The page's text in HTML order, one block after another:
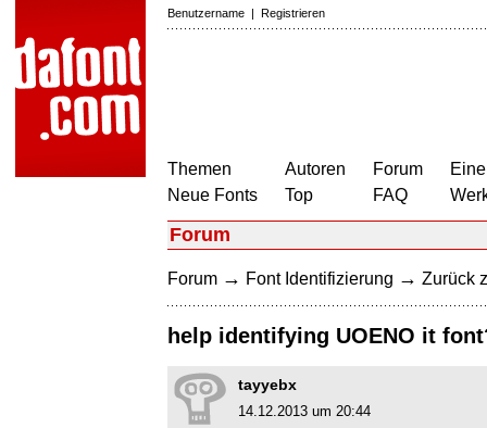
Benutzername | Registrieren
Themen
Neue Fonts
Autoren
Top
Forum
FAQ
Forum
Forum → Font Identifizierung → Zurück
help identifying UOENO it
tayyebx
14.12.2013 um 20:44